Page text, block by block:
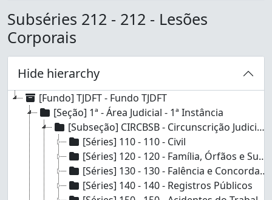
Subséries 212 - 212 - Lesões
Corporais
Hide hierarchy
[Fundo] TJDFT - Fundo TJDFT
[Seção] 1ª - Área Judicial - 1ª Instância
[Subseção] CIRCBSB - Circunscrição Judiciária - Brasília e DF
[Séries] 110 - 110 - Civil
[Séries] 120 - 120 - Família, Órfãos e Sucessões
[Séries] 130 - 130 - Falência e Concordata
[Séries] 140 - 140 - Registros Públicos